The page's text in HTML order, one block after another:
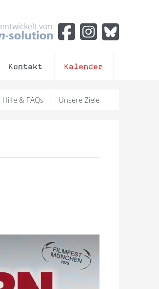
entwickelt von
Kontakt Kalender
Unsere Ziele
Hilfe & FAQs